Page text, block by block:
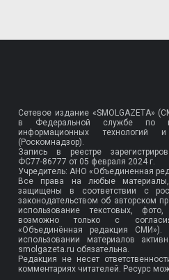
Сетевое издание «SMOLGAZETA»
в Федеральной службе по
информационных технологий
(Роскомнадзор).
Запись в реестре
ФС77-86777 от 05 февраля 2024 г.
Учредитель: АНО «Объединенная
Все права на любые
защищены в соответствии с
законодательством об авторском
использование текстовых,
возможно только с
«Объединённая редакция
использовании материалов
smolgazeta.ru обязательна.
Редакция не несет
комментариях читателей. Ресурс